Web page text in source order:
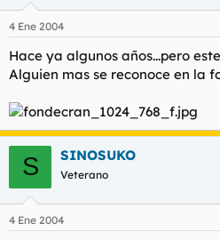
a
d
o
r
e
t
e
m
a
i
n
c
o
4 Ene 2004
Hace ya algunos años...pero
Alguien mas se reconoce en la
S SINOSUKO
Veterano
4 Ene 2004